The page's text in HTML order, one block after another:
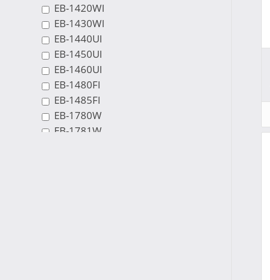
EB-1420WI
EB-1430WI
EB-1440UI
EB-1450UI
EB-1460UI
EB-1480FI
EB-1485FI
EB-1780W
EB-1781W